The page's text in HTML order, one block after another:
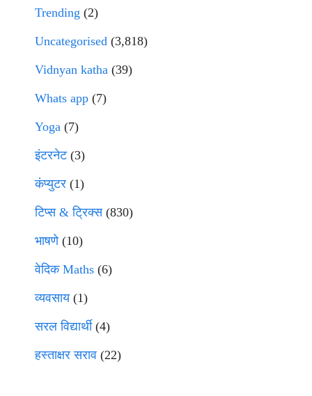
Trending (2)
Uncategorised (3,818)
Vidnyan katha (39)
Whats app (7)
Yoga (7)
इंटरनेट(3)
कंप्युटर (1)
टिप्स & ट्रिक्स(830)
भाषणे(10)
वेदिक Maths (6)
व्यवसाय(1)
सरल विद्यार्थी(4)
हस्ताक्षर सराव (22)